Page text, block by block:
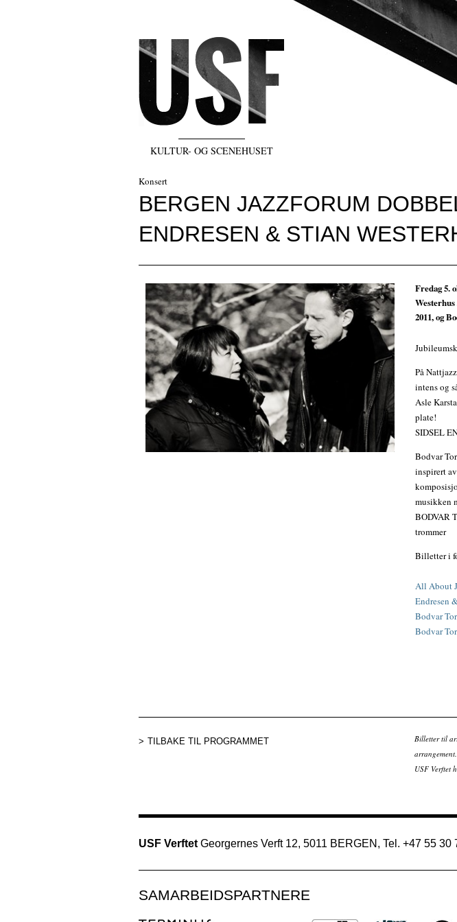
KULTUR- OG SCENEHUSET
Konsert
BERGEN JAZZFORUM
ENDRESEN & STIAN
Fredag 5.
2011, og
På
intens og
Asle
plate!
SIDSEL
Bodvar
inspirert
musikken
BODVAR
trommer
Billetter i
All About
Endresen
Bodvar
Bodvar
TILBAKE TIL PROGRAMMET
Billetter til
USF Verftet
USF Verftet Georgernes Verft 12, 5011 BERGEN, Tel. +47 55 30
SAMARBEIDSPARTNERE